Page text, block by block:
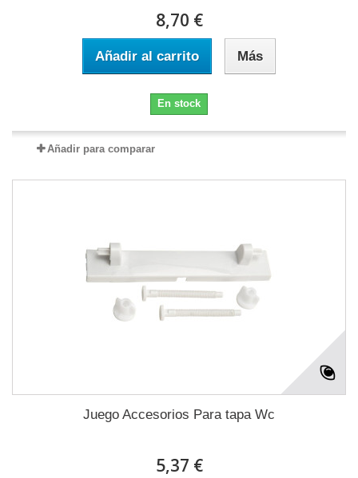
8,70 €
Añadir al carrito Más
En stock
Añadir para comparar
Juego Accesorios Para tapa Wc
5,37 €